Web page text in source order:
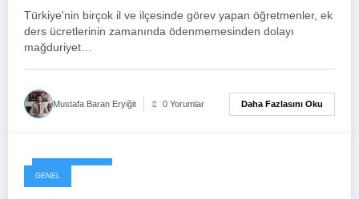
Büyüyor: Çözüm Bekleyen Kronik
Problem
Türkiye'nin birçok il ve ilçesinde görev yapan öğretmenler, ek
ders ücretlerinin zamanında ödenmemesinden dolayı
mağduriyet…
Mustafa Baran Eryiğit 0 Yorumlar Daha Fazlasını Oku
7 Haziran 2026
GENEL